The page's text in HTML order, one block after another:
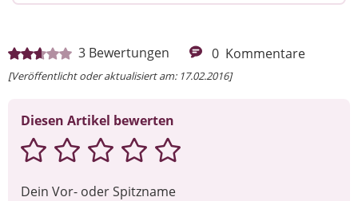
3 Bewertungen 0 Kommentare
[Veröffentlicht oder aktualisiert am: 17.02.2016]
Diesen Artikel bewerten
Dein Vor- oder Spitzname